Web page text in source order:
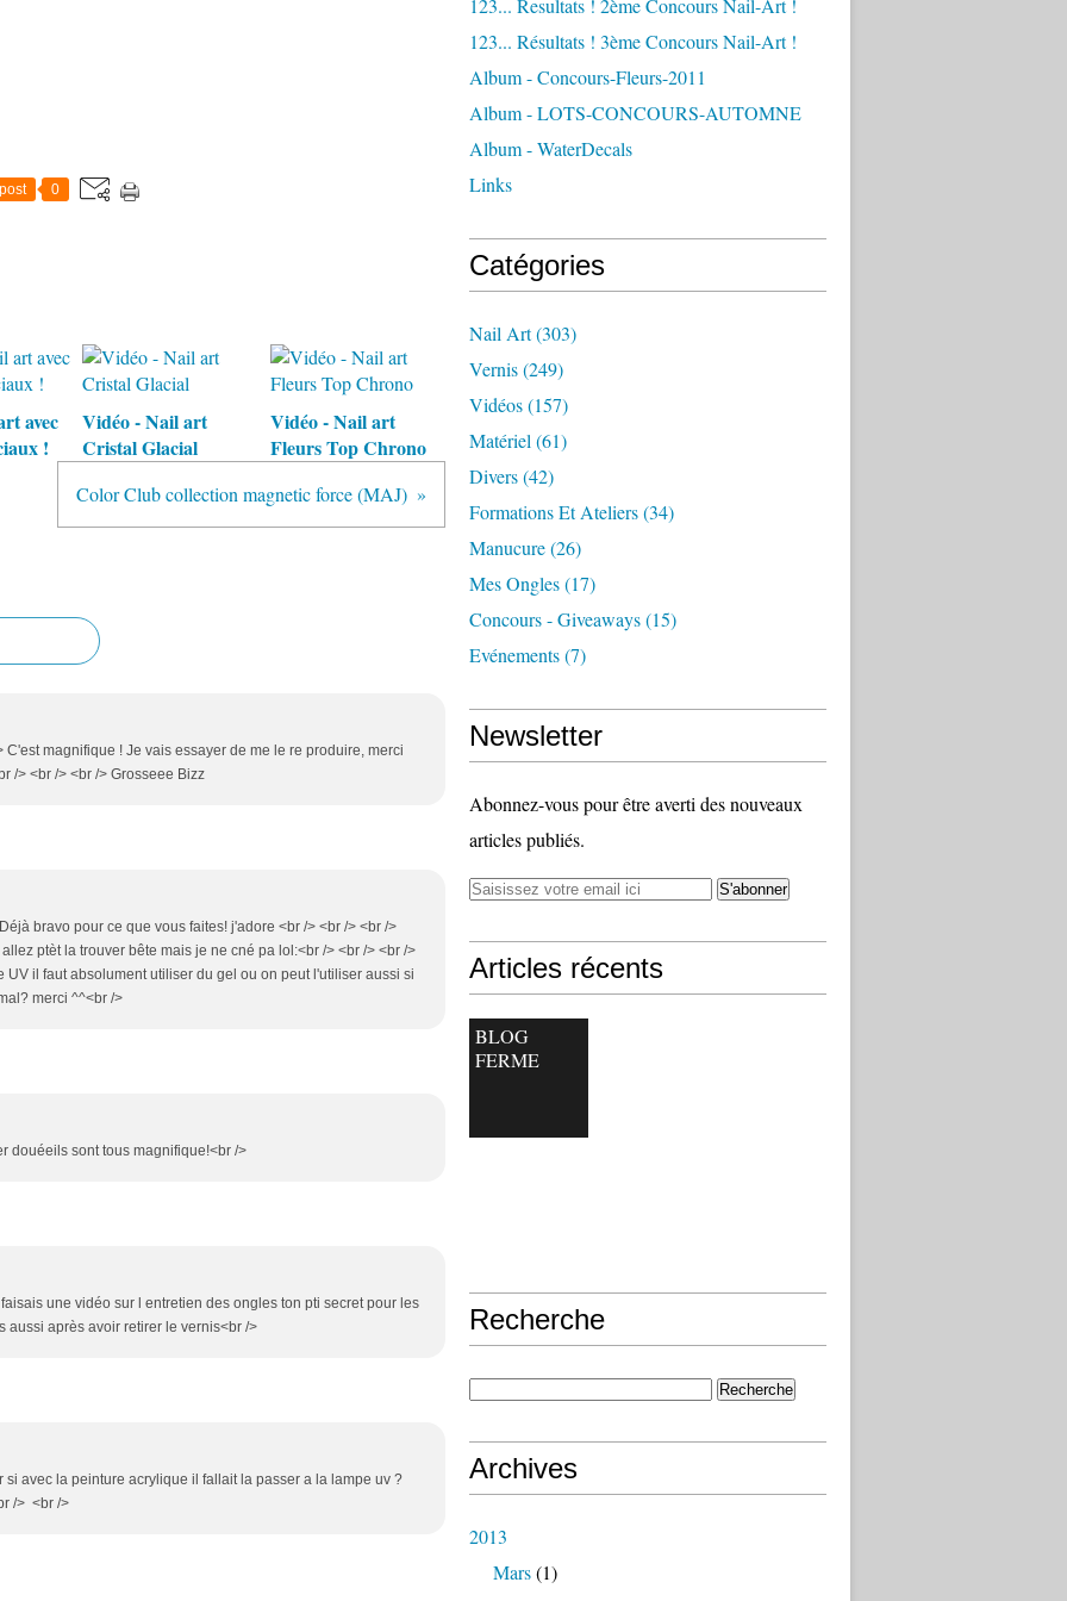
0
avec
!
Vidéo - Nail art
Cristal Glacial
Vidéo - Nail art
Fleurs Top Chrono
Color Club collection magnetic force (MAJ)
C'est magnifique ! Je vais essayer de me le re produire, merci
/> <br /> <br /> Grosseee Bizz
bravo pour ce que vous faites! j'adore <br /> <br /> <br />
ptèt la trouver bête mais je ne cné pa lol:<br /> <br /> <br />
UV il faut absolument utiliser du gel ou on peut l'utiliser aussi si
merci ^^<br />
douéeils sont tous magnifique!<br />
une vidéo sur l entretien des ongles ton pti secret pour les
aussi après avoir retirer le vernis<br />
si avec la peinture acrylique il fallait la passer a la lampe uv ?
/> <br />
123... Resultats ! 2ème Concours Nail-Art !
123... Résultats ! 3ème Concours Nail-Art !
Album - Concours-Fleurs-2011
Album - LOTS-CONCOURS-AUTOMNE
Album - WaterDecals
Links
Catégories
Nail Art(303)
Vernis(249)
Vidéos(157)
Matériel (61)
Divers(42)
Formations Et Ateliers(34)
Manucure(26)
Mes Ongles(17)
Concours - Giveaways(15)
Evénements(7)
Newsletter
Abonnez-vous pour être averti des nouveaux
articles publiés.
Articles récents
BLOG
FERME
Recherche
Archives
2013
Mars(1)